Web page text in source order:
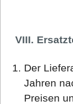
VIII.
Der
Jahren
Preisen